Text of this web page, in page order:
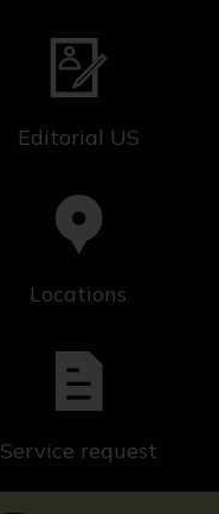
Editorial US
Locations
Service request